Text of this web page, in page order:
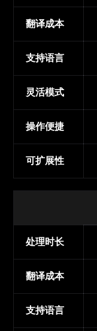
翻译成本
支持语言
灵活模式
操作便捷
可扩展性
处理时长
翻译成本
支持语言